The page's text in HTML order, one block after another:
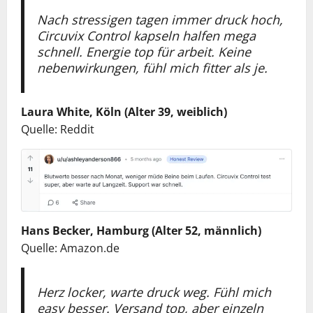
Nach stressigen tagen immer druck hoch,
Circuvix Control kapseln halfen mega
schnell. Energie top für arbeit. Keine
nebenwirkungen, fühl mich fitter als je.
Laura White, Köln (Alter 39, weiblich)
Quelle: Reddit
Hans Becker, Hamburg (Alter 52, männlich)
Quelle: Amazon.de
Herz locker, warte druck weg. Fühl mich
easy besser. Versand top, aber einzeln